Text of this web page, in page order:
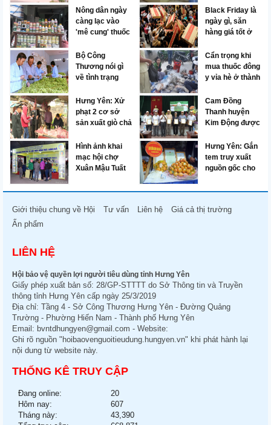
đối chủ đầu tư
Nông dân ngày
càng lạc vào
'mê cung' thuốc
Black Friday là
ngày gì, săn
hàng giá tốt ở
những gì?
Bộ Công
Thương nói gì
về tình trạng
“đội lốt” hàng
Việt?
Cẩn trọng khi
mua thuốc đông
y vỉa hè ở thành
Hưng Yên: Xử
phạt 2 cơ sở
sản xuất giò chả
kiện an toàn vệ
sinh thực phẩm
Cam Đồng
Thanh huyện
Kim Động được
hiệu tập thể
Hình ảnh khai
mạc hội chợ
Xuân Mậu Tuất
Yên
Hưng Yên: Gắn
tem truy xuất
nguồn gốc cho
Giới thiệu chung về Hội Tư vấn Liên hệ
Giá cả thị trường
Ấn phẩm
LIÊN HỆ
Hội bảo vệ quyền lợi người tiêu dùng tỉnh Hưng Yên
Giấy phép xuất bản số: 28/GP-STTTT do Sở Thông tin và Truyền
thông tỉnh Hưng Yên cấp ngày 25/3/2019
Địa chỉ: Tầng 4 - Sở Công Thương Hưng Yên - Đường Quảng
Trường - Phường Hiến Nam - Thành phố Hưng Yên
Email: bvntdhungyen@gmail.com - Website:
Ghi rõ nguồn "hoibaovenguoitieudung.hungyen.vn" khi phát hành lại
nội dung từ website này.
THỐNG KÊ TRUY CẬP
Đang online:
20
Hôm nay:
607
Tháng này:
43,390